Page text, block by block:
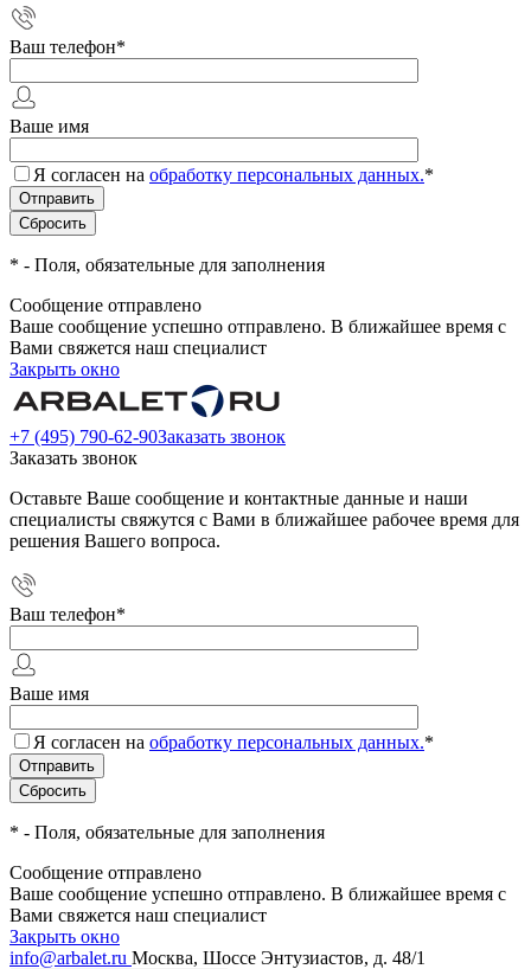
Ваш телефон*
Ваше имя
Я согласен на обработку персональных данных.*
* - Поля, обязательные для заполнения
Сообщение отправлено
Ваше сообщение успешно отправлено. В ближайшее время с
Вами свяжется наш специалист
Закрыть окно
+7 (495) 790-62-90Заказать звонок
Заказать звонок
Оставьте Ваше сообщение и контактные данные и наши
специалисты свяжутся с Вами в ближайшее рабочее время для
решения Вашего вопроса.
Ваш телефон*
Ваше имя
Я согласен на обработку персональных данных.*
* - Поля, обязательные для заполнения
Сообщение отправлено
Ваше сообщение успешно отправлено. В ближайшее время с
Вами свяжется наш специалист
Закрыть окно
info@arbalet.ru Москва, Шоссе Энтузиастов, д. 48/1